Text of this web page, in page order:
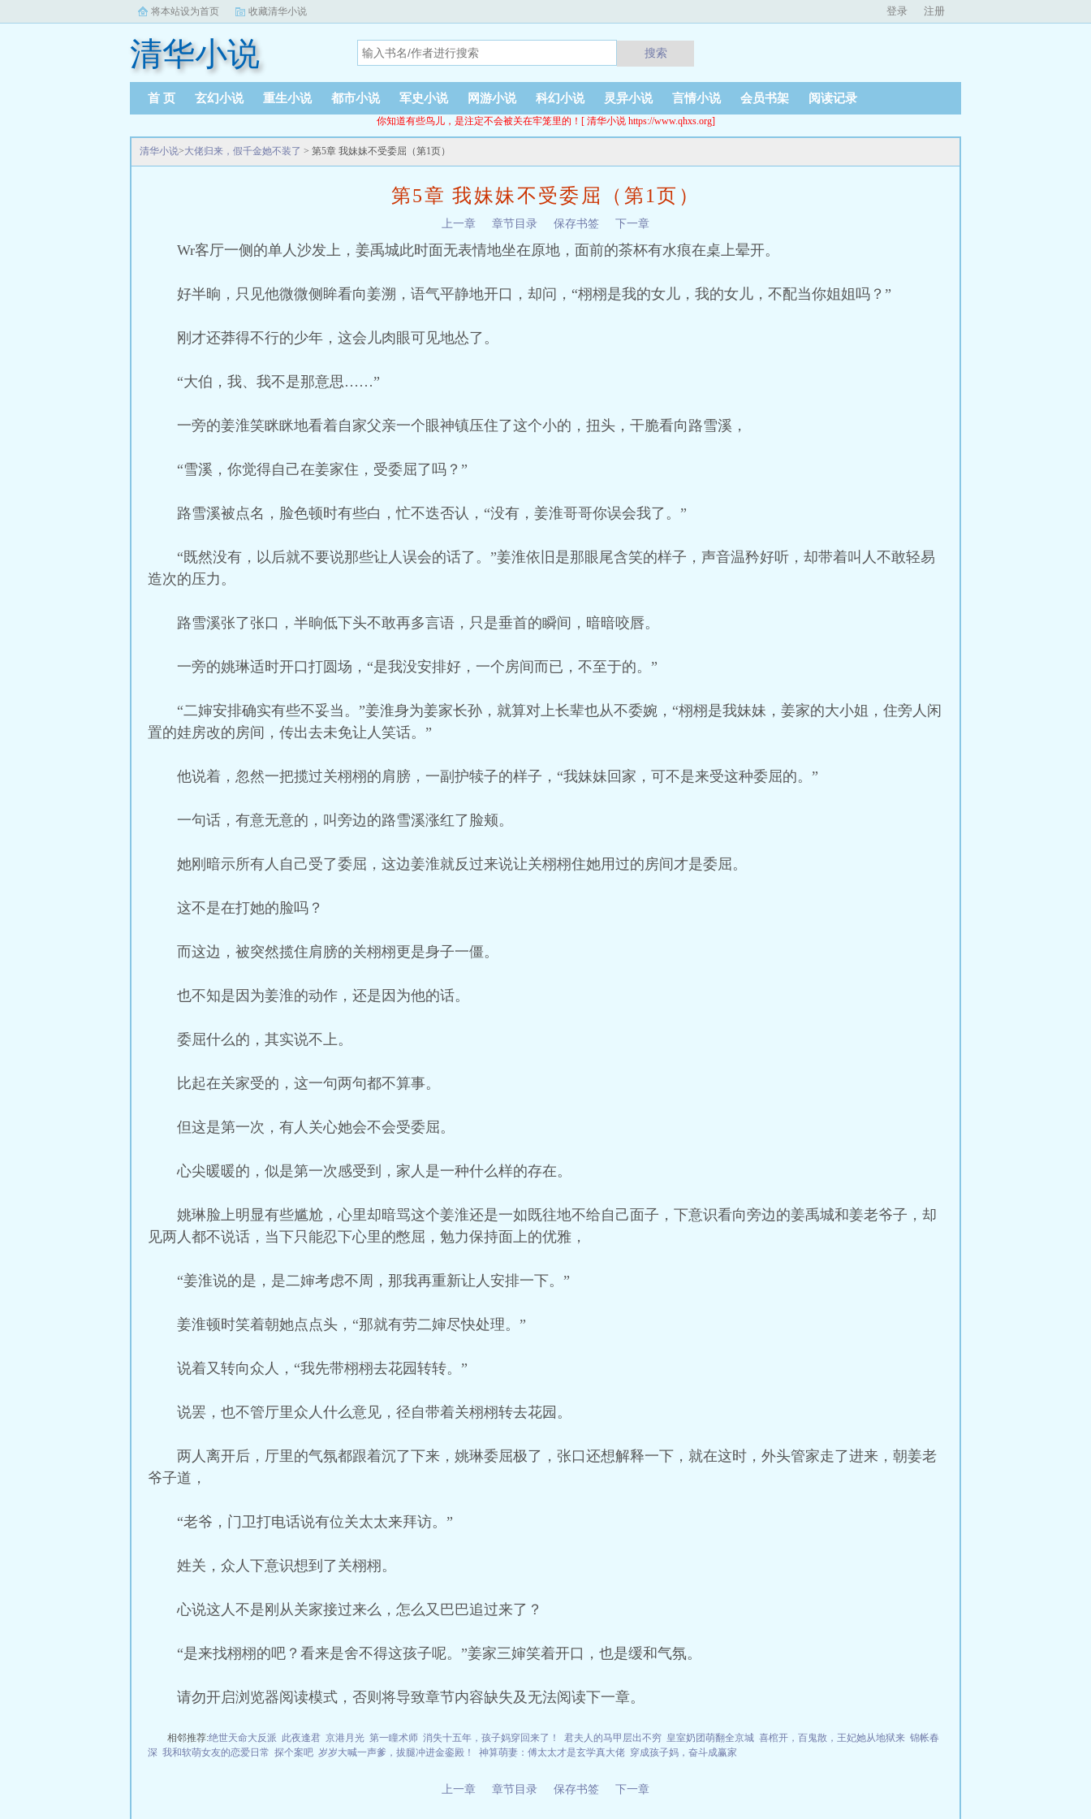
将本站设为首页 收藏清华小说 登录 注册
清华小说 搜索
首 页 玄幻小说 重生小说 都市小说 军史小说 网游小说 科幻小说 灵异小说 言情小说 会员书架 阅读记录
你知道有些鸟儿，是注定不会被关在牢笼里的！[ 清华小说 https://www.qhxs.org]
清华小说>大佬归来，假千金她不装了 > 第5章 我妹妹不受委屈（第1页）
第5章 我妹妹不受委屈（第1页）
上一章 章节目录 保存书签 下一章
Wr客厅一侧的单人沙发上，姜禹城此时面无表情地坐在原地，面前的茶杯有水痕在桌上晕开。
好半晌，只见他微微侧眸看向姜溯，语气平静地开口，却问，“栩栩是我的女儿，我的女儿，不配当你姐姐吗？”
刚才还莽得不行的少年，这会儿肉眼可见地怂了。
“大伯，我、我不是那意思……”
一旁的姜淮笑眯眯地看着自家父亲一个眼神镇压住了这个小的，扭头，干脆看向路雪溪，
“雪溪，你觉得自己在姜家住，受委屈了吗？”
路雪溪被点名，脸色顿时有些白，忙不迭否认，“没有，姜淮哥哥你误会我了。”
“既然没有，以后就不要说那些让人误会的话了。”姜淮依旧是那眼尾含笑的样子，声音温矜好听，却带着叫人不敢轻易
造次的压力。
路雪溪张了张口，半晌低下头不敢再多言语，只是垂首的瞬间，暗暗咬唇。
一旁的姚琳适时开口打圆场，“是我没安排好，一个房间而已，不至于的。”
“二婶安排确实有些不妥当。”姜淮身为姜家长孙，就算对上长辈也从不委婉，“栩栩是我妹妹，姜家的大小姐，住旁人闲
置的娃房改的房间，传出去未免让人笑话。”
他说着，忽然一把揽过关栩栩的肩膀，一副护犊子的样子，“我妹妹回家，可不是来受这种委屈的。”
一句话，有意无意的，叫旁边的路雪溪涨红了脸颊。
她刚暗示所有人自己受了委屈，这边姜淮就反过来说让关栩栩住她用过的房间才是委屈。
这不是在打她的脸吗？
而这边，被突然揽住肩膀的关栩栩更是身子一僵。
也不知是因为姜淮的动作，还是因为他的话。
委屈什么的，其实说不上。
比起在关家受的，这一句两句都不算事。
但这是第一次，有人关心她会不会受委屈。
心尖暖暖的，似是第一次感受到，家人是一种什么样的存在。
姚琳脸上明显有些尴尬，心里却暗骂这个姜淮还是一如既往地不给自己面子，下意识看向旁边的姜禹城和姜老爷子，却
见两人都不说话，当下只能忍下心里的憋屈，勉力保持面上的优雅，
“姜淮说的是，是二婶考虑不周，那我再重新让人安排一下。”
姜淮顿时笑着朝她点点头，“那就有劳二婶尽快处理。”
说着又转向众人，“我先带栩栩去花园转转。”
说罢，也不管厅里众人什么意见，径自带着关栩栩转去花园。
两人离开后，厅里的气氛都跟着沉了下来，姚琳委屈极了，张口还想解释一下，就在这时，外头管家走了进来，朝姜老
爷子道，
“老爷，门卫打电话说有位关太太来拜访。”
姓关，众人下意识想到了关栩栩。
心说这人不是刚从关家接过来么，怎么又巴巴追过来了？
“是来找栩栩的吧？看来是舍不得这孩子呢。”姜家三婶笑着开口，也是缓和气氛。
请勿开启浏览器阅读模式，否则将导致章节内容缺失及无法阅读下一章。
相邻推荐:绝世天命大反派 此夜逢君 京港月光 第一瞳术师 消失十五年，孩子妈穿回来了！ 君夫人的马甲层出不穷 皇室奶团萌翻全京城 喜棺开，百鬼散，王妃她从地狱来 锦帐春
深 我和软萌女友的恋爱日常 探个案吧 岁岁大喊一声爹，拔腿冲进金銮殿！ 神算萌妻：傅太太才是玄学真大佬 穿成孩子妈，奋斗成赢家
上一章 章节目录 保存书签 下一章